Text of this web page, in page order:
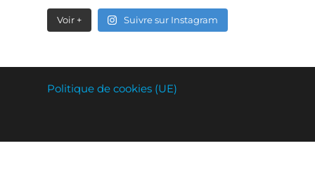
Voir + Suivre sur Instagram
Politique de cookies (UE)